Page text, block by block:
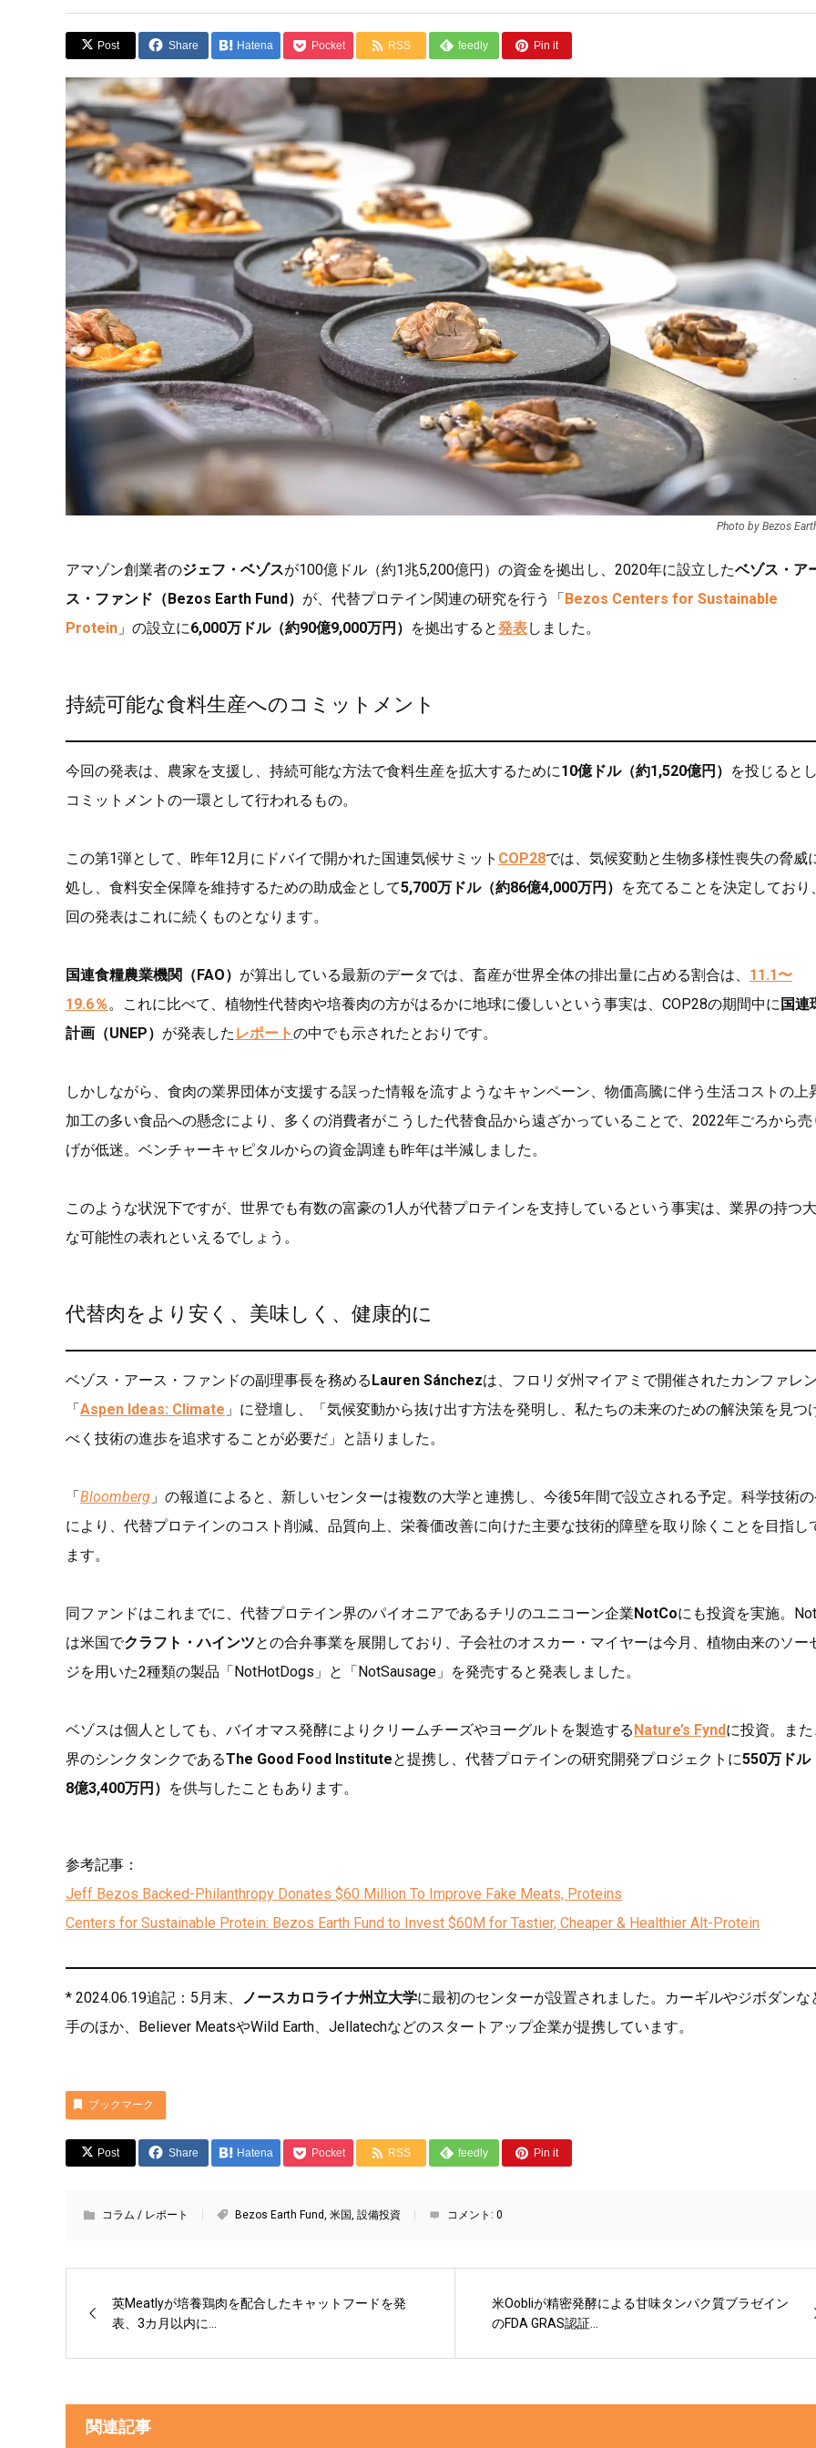
Post Share Hatena Pocket RSS feedly Pin it
Photo by Bezos
アマゾン創業者のジェフ・ベゾスが100億ドル（約1兆5,200億円）の資金を拠出し、2020年に設立したベゾス・ア
ス・ファンド（Bezos Earth Fund） が、代替プロテイン関連の研究を行う「Bezos Centers for Sustainable
Protein 」の設立に6,000万ドル（約90億9,000万円） を拠出すると発表しました。
持続可能な食料生産へのコミットメント
今回の発表は、農家を支援し、持続可能な方法で食料生産を拡大するために10億ドル（約1,520億円） を投じると
コミットメントの一環として行われるもの。
この第1弾として、昨年12月にドバイで開かれた国連気候サミット COP28では、気候変動と生物多様性喪失の脅威
処し、食料安全保障を維持するための助成金として5,700万ドル（約86億4,000万円） を充てることを決定しており
回の発表はこれに続くものとなります。
国連食糧農業機関（FAO） が算出している最新のデータでは、畜産が世界全体の排出量に占める割合は、 11.1〜
19.6％。これに比べて、植物性代替肉や培養肉の方がはるかに地球に優しいという事実は、COP28の期間中に 国連
計画（UNEP） が発表した レポートの中でも示されたとおりです。
しかしながら、食肉の業界団体が支援する誤った情報を流すようなキャンペーン、物価高騰に伴う生活コストの上
加工の多い食品への懸念により、多くの消費者がこうした代替食品から遠ざかっていることで、2022年ごろから売
げが低迷。ベンチャーキャピタルからの資金調達も昨年は半減しました。
このような状況下ですが、世界でも有数の富豪の1人が代替プロテインを支持しているという事実は、業界の持つ
な可能性の表れといえるでしょう。
代替肉をより安く、美味しく、健康的に
ベゾス・アース・ファンドの副理事長を務める Lauren Sánchezは、フロリダ州マイアミで開催されたカンファレ
「 Aspen Ideas: Climate 」に登壇し、「気候変動から抜け出す方法を発明し、私たちの未来のための解決策を見つ
べく技術の進歩を追求することが必要だ」と語りました。
「 Bloomberg 」の報道によると、新しいセンターは複数の大学と連携し、今後5年間で設立される予定。科学技術
により、代替プロテインのコスト削減、品質向上、栄養価改善に向けた主要な技術的障壁を取り除くことを目指し
ます。
同ファンドはこれまでに、代替プロテイン界のパイオニアであるチリのユニコーン企業 NotCoにも投資を実施。
は米国でクラフト・ハインツとの合弁事業を展開しており、子会社のオスカー・マイヤーは今月、植物由来のソー
ジを用いた2種類の製品「NotHotDogs」と「NotSausage」を発売すると発表しました。
ベゾスは個人としても、バイオマス発酵によりクリームチーズやヨーグルトを製造する Nature’s Fyndに投資。ま
界のシンクタンクであるThe Good Food Instituteと提携し、代替プロテインの研究開発プロジェクトに550万ドル
8億3,400万円） を供与したこともあります。
参考記事：
Jeff Bezos Backed-Philanthropy Donates $60 Million To Improve Fake Meats, Proteins
Centers for Sustainable Protein: Bezos Earth Fund to Invest $60M for Tastier, Cheaper & Healthier Alt-Protein
* 2024.06.19追記：5月末、 ノースカロライナ州立大学に最初のセンターが設置されました。カーギルやジボダンな
手のほか、Believer MeatsやWild Earth、Jellatechなどのスタートアップ企業が提携しています。
ブックマーク
Post Share Hatena Pocket RSS feedly Pin it
コラム / レポート Bezos Earth Fund, 米国, 設備投資 コメント: 0
英Meatlyが培養鶏肉を配合したキャットフードを発
表、3カ月以内に...
米Oobliが精密発酵による甘味タンパク質ブラゼイン
のFDA GRAS認証...
関連記事